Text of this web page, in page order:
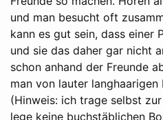
und man besucht oft
kann es gut sein, dass einer
und sie das daher gar nicht
schon anhand der Freunde
man von lauter langhaarigen
(Hinweis: ich trage selbst
lege keine buchstäblichen